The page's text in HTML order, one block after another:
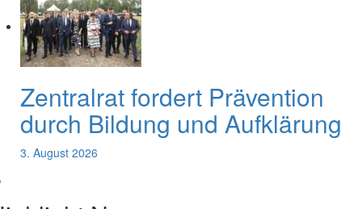
Zentralrat fordert Prävention
durch Bildung und Aufklärung
3. August 2026